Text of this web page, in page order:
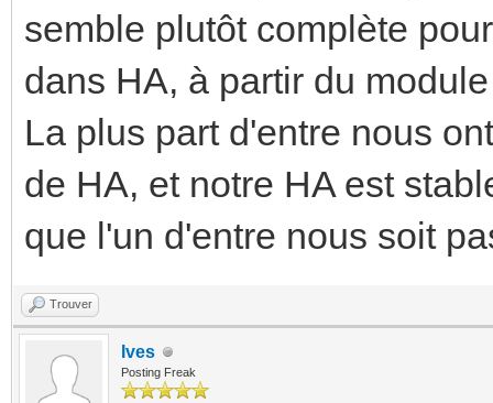
semble plutôt complète
dans HA, à partir du
La plus part d'entre nous
de HA, et notre HA est
que l'un d'entre nous soit
Trouver
Ives
Posting Freak